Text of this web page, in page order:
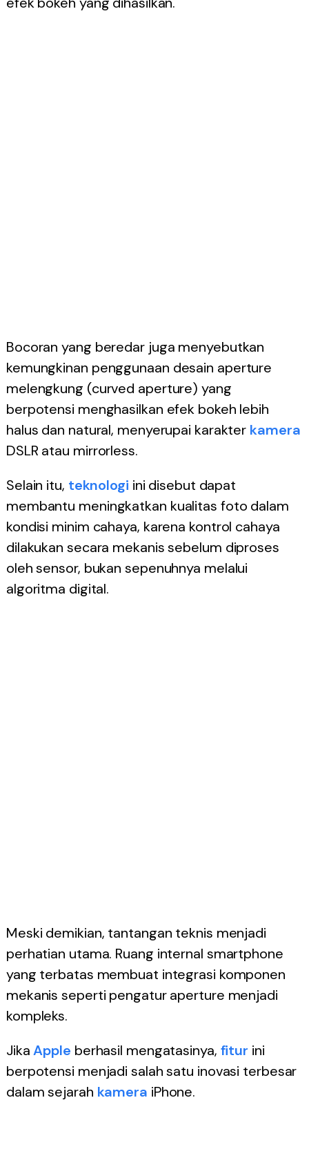
Bocoran yang beredar juga menyebutkan
kemungkinan penggunaan desain aperture
melengkung (curved aperture) yang
berpotensi menghasilkan efek bokeh lebih
halus dan natural, menyerupai karakter kamera
DSLR atau mirrorless.
Selain itu, teknologi ini disebut dapat
membantu meningkatkan kualitas foto dalam
kondisi minim cahaya, karena kontrol cahaya
dilakukan secara mekanis sebelum diproses
oleh sensor, bukan sepenuhnya melalui
algoritma digital.
Meski demikian, tantangan teknis menjadi
perhatian utama. Ruang internal smartphone
yang terbatas membuat integrasi komponen
mekanis seperti pengatur aperture menjadi
kompleks.
JikaApple berhasil mengatasinya, fitur ini
berpotensi menjadi salah satu inovasi terbesar
dalam sejarah kamera iPhone.